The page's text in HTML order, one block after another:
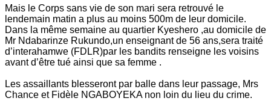
Mais le Corps sans vie de son mari sera retrouvé le
lendemain matin a plus au moins 500m de leur domicile.
Dans la même semaine au quartier Kyeshero ,au domicile de
Mr Ndabarinze Rukundo,un enseignant de 56 ans,sera traité
d’interahamwe (FDLR)par les bandits renseigne les voisins
avant d’être tué ainsi que sa femme .
Les assaillants blesseront par balle dans leur passage, Mrs
Chance et Fidèle NGABOYEKA non loin du lieu du crime.